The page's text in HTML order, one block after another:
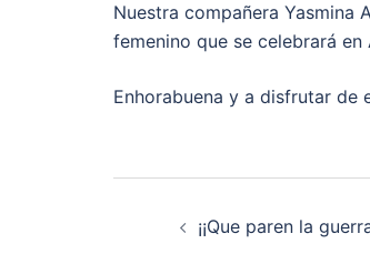
Nuestra compañera Yasmina
femenino que se celebrará
Enhorabuena y a disfrutar de
¡¡Que paren la